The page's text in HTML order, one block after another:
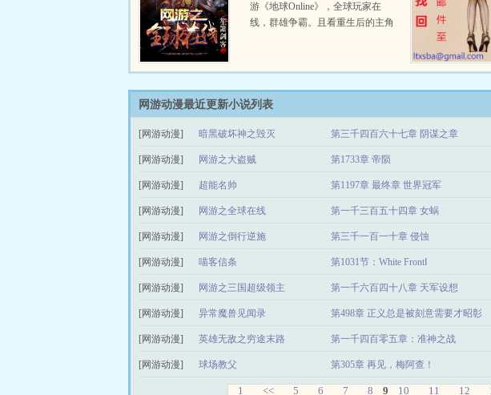
游《地球Online》，全球玩家在
线，群雄争霸。且看重生后的主角
（PS：回归最原汁原味的建设类
网游动漫最近更新小说列表
[网游动漫] 暗黑破坏神之毁灭 第三千四百六十七章 阴谋之章
[网游动漫] 网游之大盗贼 第1733章 帝陨
[网游动漫] 超能名帅 第1197章 最终章 世界冠军
[网游动漫] 网游之全球在线 第一千三百五十四章 女蜗
[网游动漫] 网游之倒行逆施 第三千一百一十章 侵蚀
[网游动漫] 喵客信条 第1031节：White FrontⅠ
[网游动漫] 网游之三国超级领主 第一千六百四十八章 天军设想
[网游动漫] 异常魔兽见闻录 第498章 正义总是被刻意需要才昭彰
[网游动漫] 英雄无敌之穷途末路 第一千四百零五章：准神之战
[网游动漫] 球场教父 第305章 再见，梅阿查！
1 << 5 6 7 8 9 10 11 12